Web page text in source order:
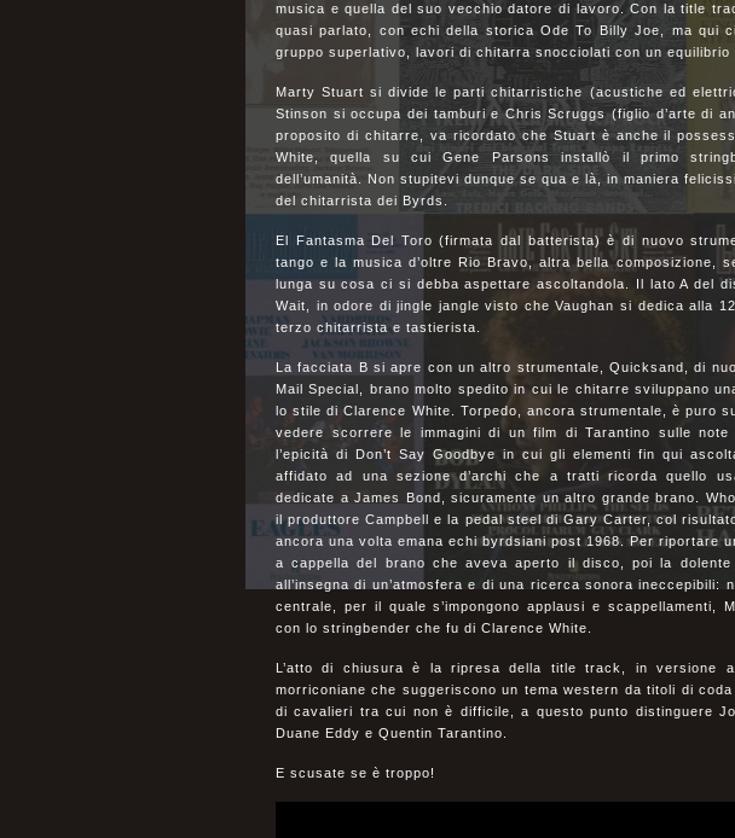
musica e quella del suo vecchio datore di lavoro. Con la title
quasi parlato, con echi della storica Ode To Billy Joe, ma qui
gruppo superlativo, lavori di chitarra snocciolati con un
Marty Stuart si divide le parti chitarristiche (acustiche ed
Stinson si occupa dei tamburi e Chris Scruggs (figlio d’arte di
proposito di chitarre, va ricordato che Stuart è anche il
White, quella su cui Gene Parsons installò il primo
dell’umanità. Non stupitevi dunque se qua e là, in maniera
del chitarrista dei Byrds.
El Fantasma Del Toro (firmata dal batterista) è di nuovo
tango e la musica d’oltre Rio Bravo, altra bella composizione,
lunga su cosa ci si debba aspettare ascoltandola. Il lato A del
Wait, in odore di jingle jangle visto che Vaughan si dedica alla
terzo chitarrista e tastierista.
La facciata B si apre con un altro strumentale, Quicksand, di
Mail Special, brano molto spedito in cui le chitarre sviluppano
lo stile di Clarence White. Torpedo, ancora strumentale, è puro
vedere scorrere le immagini di un film di Tarantino sulle
l’epicità di Don’t Say Goodbye in cui gli elementi fin qui
affidato ad una sezione d’archi che a tratti ricorda quello
dedicate a James Bond, sicuramente un altro grande brano.
il produttore Campbell e la pedal steel di Gary Carter, col
ancora una volta emana echi byrdsiani post 1968. Per riportare
a cappella del brano che aveva aperto il disco, poi la
all’insegna di un’atmosfera e di una ricerca sonora ineccepibili:
centrale, per il quale s’impongono applausi e scappellamenti,
con lo stringbender che fu di Clarence White.
L’atto di chiusura è la ripresa della title track, in versione
morriconiane che suggeriscono un tema western da titoli di
di cavalieri tra cui non è difficile, a questo punto distinguere
Duane Eddy e Quentin Tarantino.
E scusate se è troppo!